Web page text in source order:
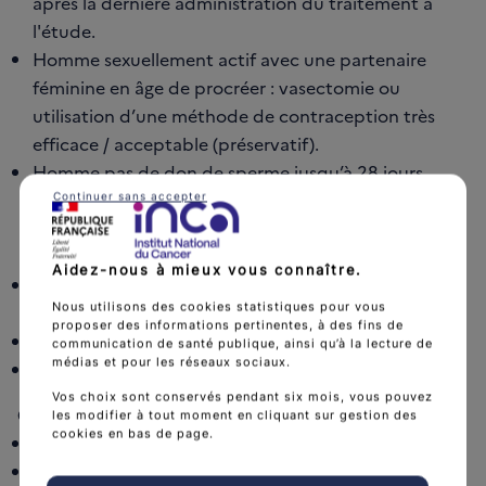
l'étude.
Homme sexuellement actif avec une partenaire
féminine en âge de procréer : vasectomie ou
utilisation d’une méthode de contraception très
efficace / acceptable (préservatif).
Homme pas de don de sperme jusqu’à 28 jours
après la dernière dose de lénalidomide et/ou
jusqu’à 12 mois après l’administration de la dose
finale d’epcoritamab et de rituximab.
du pays.
Affiliation à un régime de Sécurité Sociale.
Consentement éclairé signé.
Critères de non inclusion :
Lymphome T.
Localisation cérébrale d'un lymphome
Aidez-nous à mieux vous connaître.
Nous utilisons des cookies statistiques pour vous
proposer des informations pertinentes, à des fins de
communication de santé publique, ainsi qu’à la lecture de
médias et pour les réseaux sociaux.
Vos choix sont conservés pendant six mois, vous pouvez
les modifier à tout moment en cliquant sur gestion des
cookies en bas de page.
Continuer sans accepter